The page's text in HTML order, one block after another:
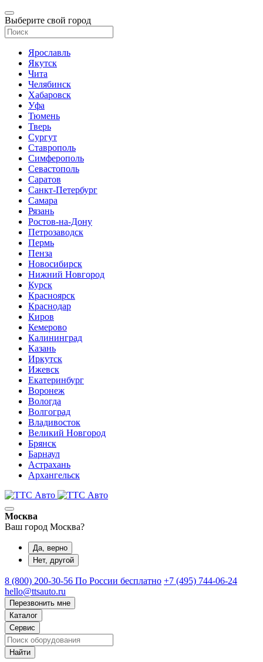
Выберите свой город
Ярославль
Якутск
Чита
Челябинск
Хабаровск
Уфа
Тюмень
Тверь
Сургут
Ставрополь
Симферополь
Севастополь
Саратов
Санкт-Петербург
Самара
Рязань
Ростов-на-Дону
Петрозаводск
Пермь
Пенза
Новосибирск
Нижний Новгород
Курск
Красноярск
Краснодар
Киров
Кемерово
Калининград
Казань
Иркутск
Ижевск
Екатеринбург
Воронеж
Вологда
Волгоград
Владивосток
Великий Новгород
Брянск
Барнаул
Астрахань
Архангельск
Москва
Ваш город Москва?
Да, верно
Нет, другой
8 (800) 200-30-56 По России бесплатно +7 (495) 744-06-24
hello@ttsauto.ru
Перезвонить мне
Каталог
Сервис